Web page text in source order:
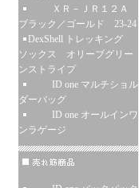
ＸＲ－ＪＲ１２Ａ
ブラック／ゴールド 23-24
DexShell トレッキング
ソックス オリーブグリー
ンストライプ
ID one マルチショル
ダーバッグ
ID one オールインワ
ンラゲージ